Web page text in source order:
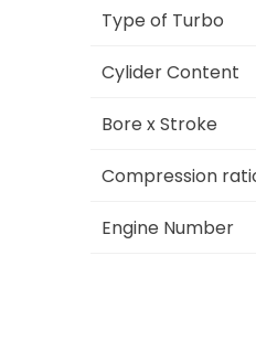
Type of Turbo
Cylider Content
Bore x Stroke
Compression
Engine Number